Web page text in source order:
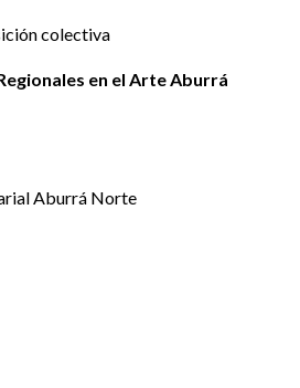
colectiva
en el Arte Aburrá
Aburrá Norte